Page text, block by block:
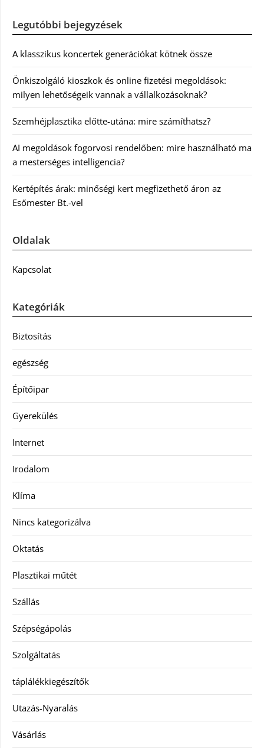
Legutóbbi bejegyzések
A klasszikus koncertek generációkat kötnek össze
Önkiszolgáló kioszkok és online fizetési megoldások:
milyen lehetőségeik vannak a vállalkozásoknak?
Szemhéjplasztika előtte-utána: mire számíthatsz?
AI megoldások fogorvosi rendelőben: mire használható ma
a mesterséges intelligencia?
Kertépítés árak: minőségi kert megfizethető áron az
Esőmester Bt.-vel
Oldalak
Kapcsolat
Kategóriák
Biztosítás
egészség
Építőipar
Gyerekülés
Internet
Irodalom
Klíma
Nincs kategorizálva
Oktatás
Plasztikai műtét
Szállás
Szépségápolás
Szolgáltatás
táplálékkiegészítők
Utazás-Nyaralás
Vásárlás